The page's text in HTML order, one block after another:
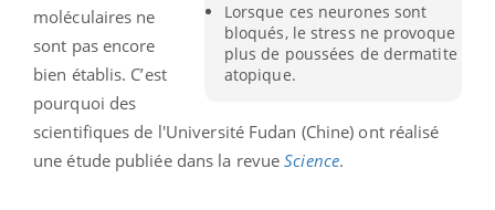
Lorsque ces neurones sont
bloqués, le stress ne provoque
plus de poussées de dermatite
atopique.
moléculaires ne
sont pas encore
bien établis. C’est
pourquoi des
scientifiques de l'Université Fudan (Chine) ont réalisé
une étude publiée dans la revueScience.